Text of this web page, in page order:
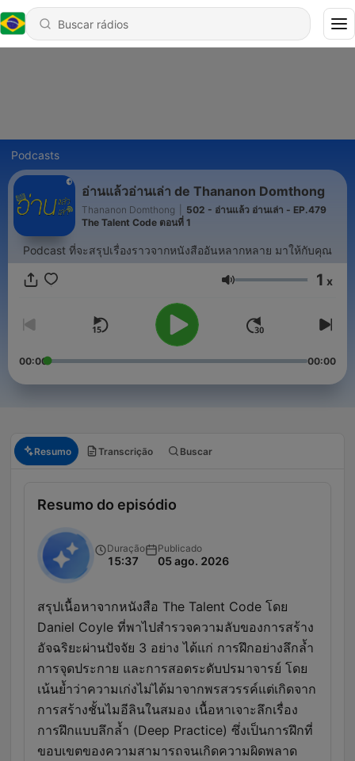
Podcasts
อ่านแล้วอ่านเล่า de Thananon Domthong
Thananon Domthong
502 - อ่านแล้ว อ่านเล่า - EP.479
The Talent Code ตอนที่ 1
Podcast ที่จะสรุปเรื่องราวจากหนังสืออันหลากหลาย มาให้กับคุณ
Volume 1 x
00:00 00:00
Resumo Transcrição Buscar
Resumo do episódio
Duração
15:37
Publicado
05 ago. 2026
สรุปเนื้อหาจากหนังสือ The Talent Code โดย
Daniel Coyle ที่พาไปสำรวจความลับของการสร้าง
อัจฉริยะผ่านปัจจัย 3 อย่าง ได้แก่ การฝึกอย่างลึกล้ำ
การจุดประกาย และการสอดระดับปรมาจารย์ โดย
เน้นย้ำว่าความเก่งไม่ได้มาจากพรสวรรค์แต่เกิดจาก
การสร้างชั้นไมอีลินในสมอง เนื้อหาเจาะลึกเรื่อง
การฝึกแบบลึกล้ำ (Deep Practice) ซึ่งเป็นการฝึกที่
ขอบเขตของความสามารถจนเกิดความผิดพลาด